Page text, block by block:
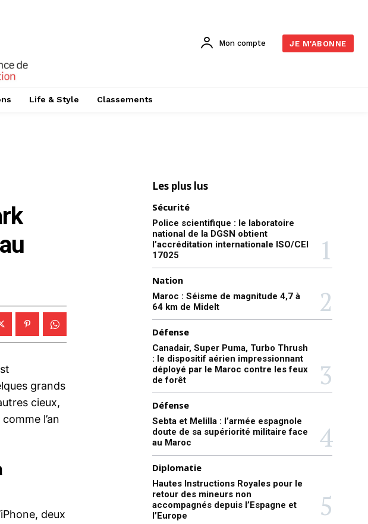
Mon compte JE M'ABONNE
Life & Style Classements
grands
cieux,
l’an
deux
Les plus lus
Sécurité
Police scientifique : le laboratoire
national de la DGSN obtient
l’accréditation internationale ISO/CEI
17025
Nation
Maroc : Séisme de magnitude 4,7 à
64 km de Midelt
Défense
Canadair, Super Puma, Turbo Thrush
: le dispositif aérien impressionnant
déployé par le Maroc contre les feux
de forêt
Défense
Sebta et Melilla : l’armée espagnole
doute de sa supériorité militaire face
au Maroc
Diplomatie
Hautes Instructions Royales pour le
retour des mineurs non
accompagnés depuis l’Espagne et
l’Europe